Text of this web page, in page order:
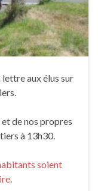
aux élus sur
et de nos propres
à 13h30.
soient
.